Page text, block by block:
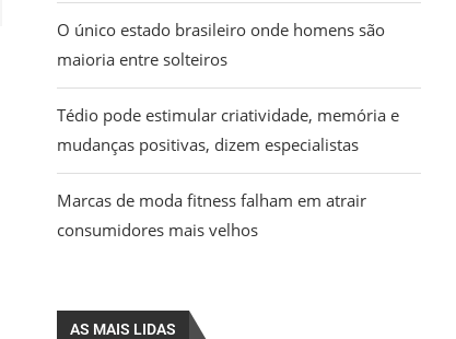
O único estado brasileiro onde homens são
maioria entre solteiros
Tédio pode estimular criatividade, memória e
mudanças positivas, dizem especialistas
Marcas de moda fitness falham em atrair
consumidores mais velhos
AS MAIS LIDAS